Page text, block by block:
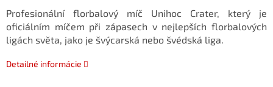
Profesionální florbalový míč Unihoc Crater, který je
oficiálním míčem při zápasech v nejlepších florbalových
ligách světa, jako je švýcarská nebo švédská liga.
Detailné informácie